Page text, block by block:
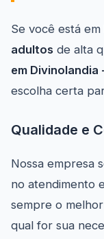
Se você está
adultos de alta
em Divinolandia
escolha certa
Qualidade e
Nossa empresa
no atendimento
sempre o
qual for sua